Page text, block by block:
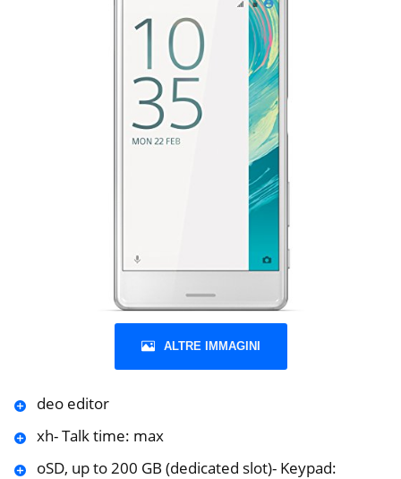
ALTRE IMMAGINI
deo editor
xh- Talk time: max
oSD, up to 200 GB (dedicated slot)- Keypad: